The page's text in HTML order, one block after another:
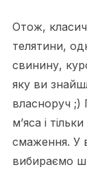
Отож,
телятини,
свинину,
яку ви
власноруч ;)
м’яса і
смаження. У
вибираємо